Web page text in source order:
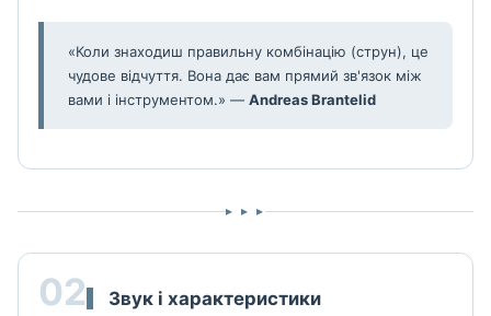
«Коли знаходиш правильну комбінацію (струн), це
чудове відчуття. Вона дає вам прямий зв'язок між
вами і інструментом.» — Andreas Brantelid
▸ ▸ ▸
02 Звук і характеристики